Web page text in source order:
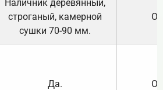
Наличник деревянный,
строганый, камерной
сушки 70-90 мм.
Да.